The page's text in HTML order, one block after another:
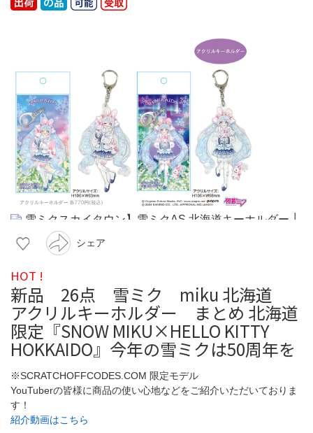
シェア
HOT !
新品 26点 雪ミク miku 北海道
アクリルキーホルダー まとめ 北海道
限定『SNOW MIKU×HELLO KITTY
HOKKAIDO』今年の雪ミクは50周年を
※SCRATCHOFFCODES.COM 限定モデル
YouTuberの皆様に商品の使い心地などをご紹介いただいておりま
す！
紹介動画はこちら